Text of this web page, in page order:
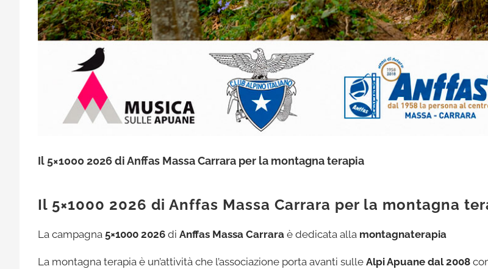
Il 5×1000 2026 di Anffas Massa Carrara per la montagna terapia
Il 5×1000 2026 di Anffas Massa Carrara per la montagna
La campagna 5×1000 2026di Anffas Massa Carraraè dedicata alla montagnaterapia
La montagna terapia è un’attività che l’associazione porta avanti sulle Alpi Apuane dal 2008